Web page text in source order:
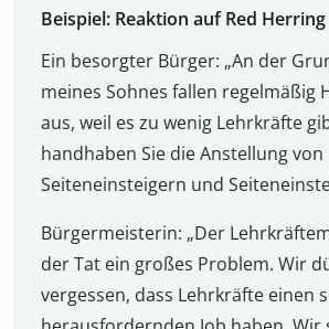
Beispiel: Reaktion auf Red Herring
Ein besorgter Bürger: „An der
meines Sohnes fallen regelmäßig
aus, weil es zu wenig Lehrkräfte
handhaben Sie die Anstellung von
Seiteneinsteigern und
Bürgermeisterin: „Der
der Tat ein großes Problem. Wir
vergessen, dass Lehrkräfte einen